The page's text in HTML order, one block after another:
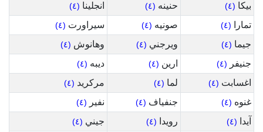
بيكا (٤) حنينه (٤) انجلينا (٤)
تمارا (٤) صونيه (٤) سيراورت (٤)
جيما (٤) ويرجني (٤) وهانوش (٤)
جنيفر (٤) ارين (٤) ديبه (٤)
اغسابت (٤) لما (٤) مركريد (٤)
غنوه (٤) جنفياف (٤) نفير (٤)
آيدا (٤) رويدا (٤) جيني (٤)